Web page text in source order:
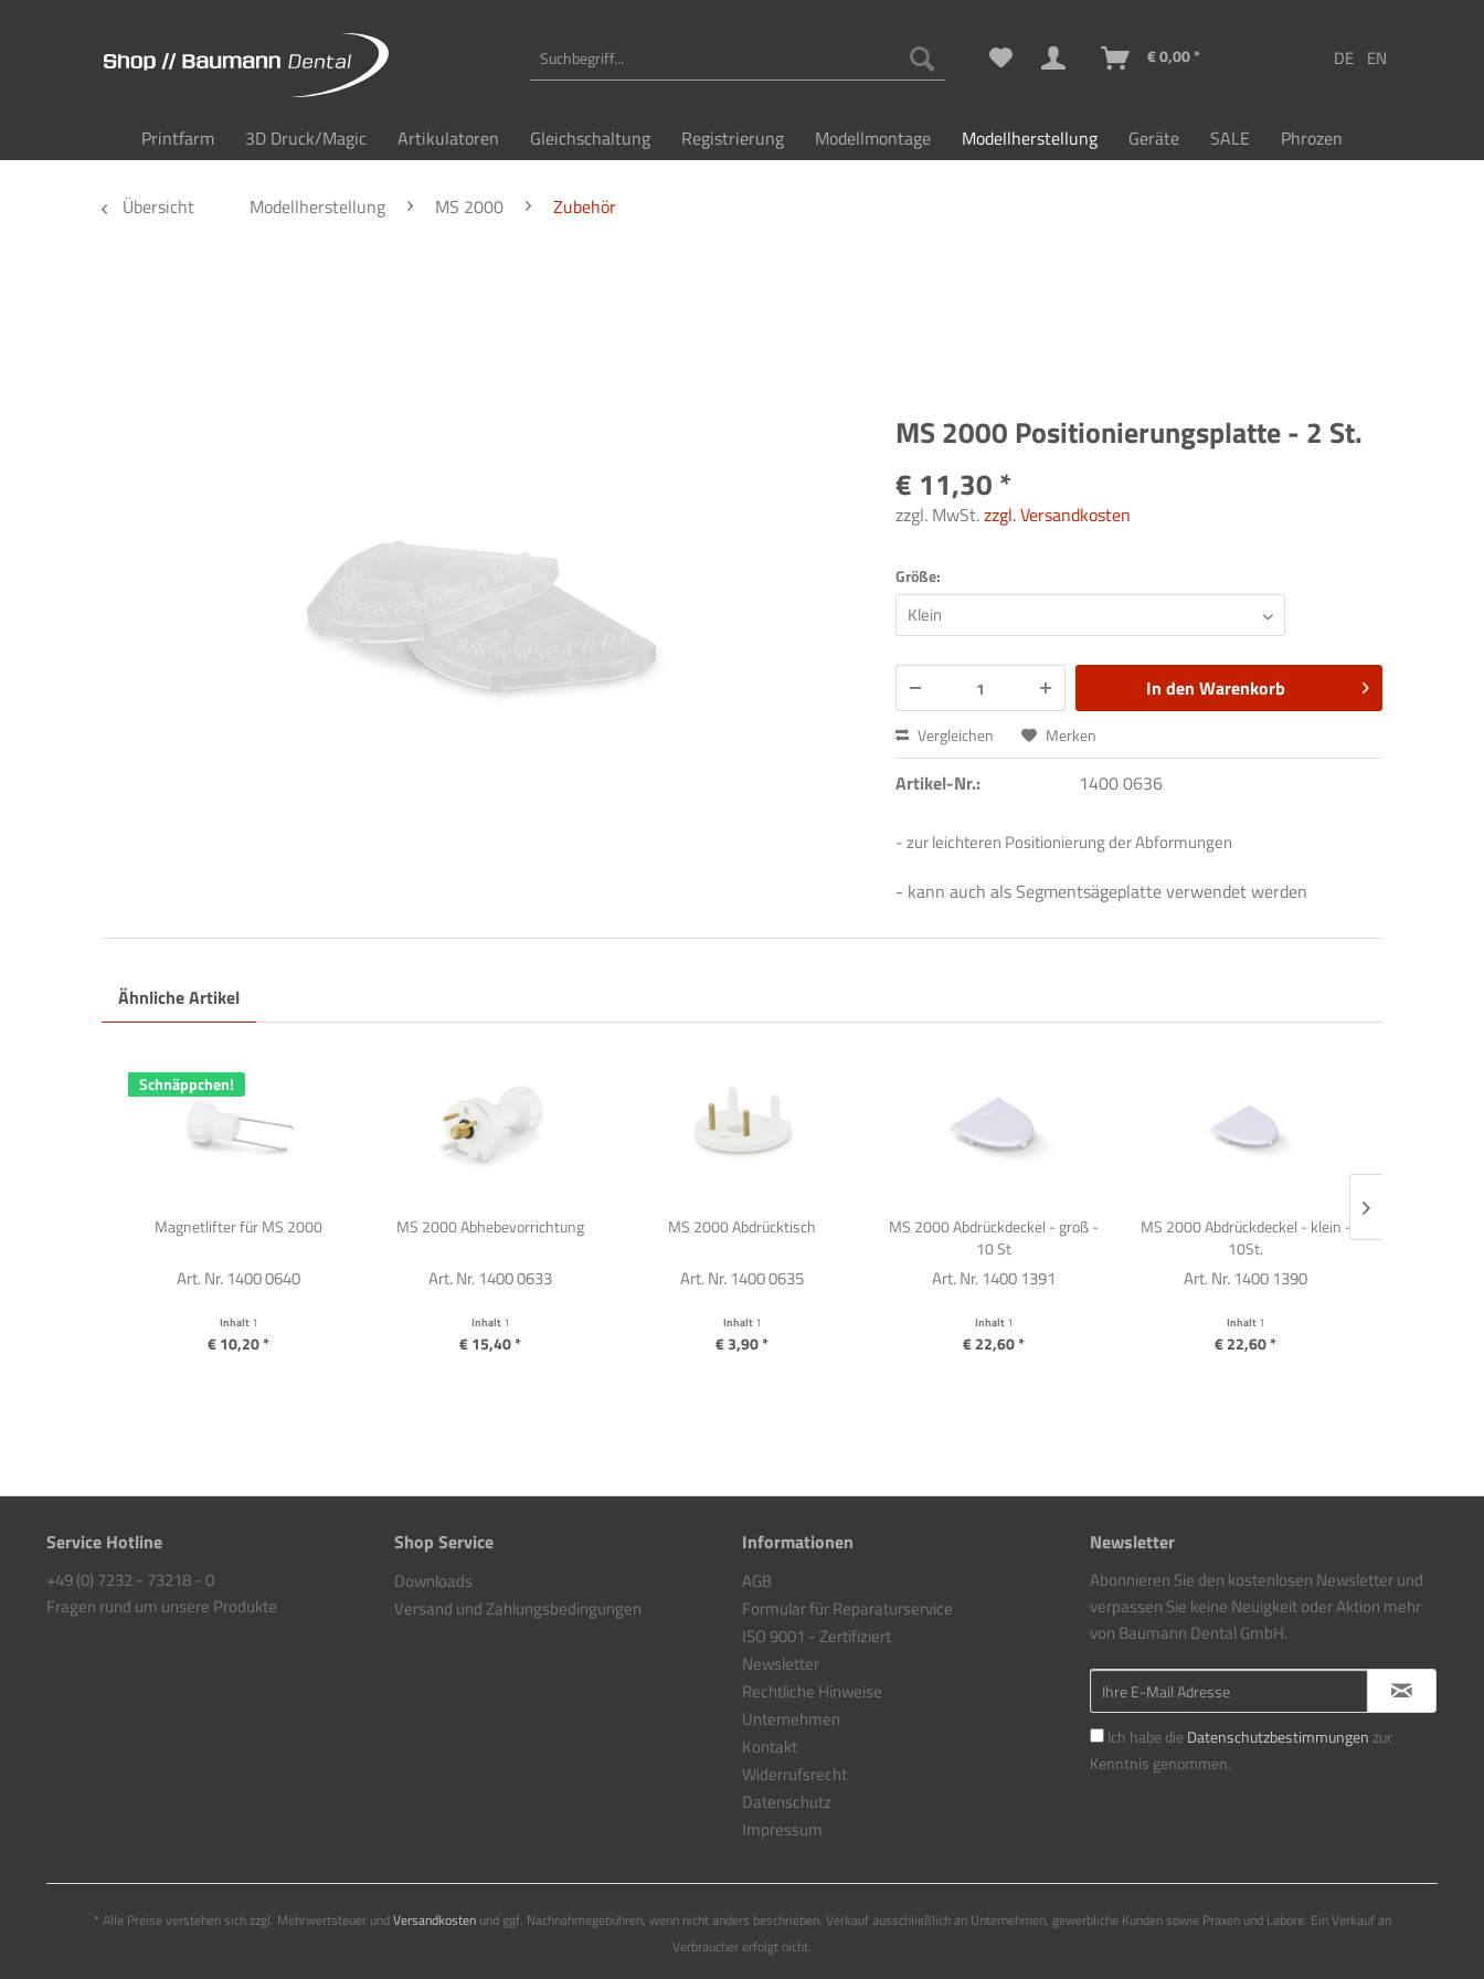
€ 0,00 *
Printfarm 3D Druck/Magic Artikulatoren Gleichschaltung Registrierung Modellmontage Modellherstellung Geräte SALE Phrozen
Übersicht Modellherstellung MS 2000 Zubehör
MS 2000 Positionierungsplatte - 2 St.
€ 11,30 *
zzgl. MwSt.zzgl. Versandkosten
Größe:
In den Warenkorb
Vergleichen Merken
Artikel-Nr.: 1400 0636
- zur leichteren Positionierung der Abformungen
- kann auch als Segmentsägeplatte verwendet werden
Ähnliche Artikel
Schnäppchen!
Magnetlifter für MS 2000
Art. Nr. 1400 0640
Inhalt 1
€ 10,20 *
MS 2000 Abhebevorrichtung
Art. Nr. 1400 0633
Inhalt 1
€ 15,40 *
MS 2000 Abdrücktisch
Art. Nr. 1400 0635
Inhalt 1
€ 3,90 *
MS 2000 Abdrückdeckel - groß -
10 St
Art. Nr. 1400 1391
Inhalt 1
€ 22,60 *
MS 2000 Abdrückdeckel - klein -
10St.
Art. Nr. 1400 1390
Inhalt 1
€ 22,60 *
Service Hotline
+49 (0) 7232 - 73218 - 0
Fragen rund um unsere Produkte
Shop Service
Downloads
Versand und Zahlungsbedingungen
Informationen
AGB
Formular für Reparaturservice
ISO 9001 - Zertifiziert
Newsletter
Rechtliche Hinweise
Unternehmen
Kontakt
Widerrufsrecht
Datenschutz
Impressum
Newsletter
Abonnieren Sie den kostenlosen Newsletter und
verpassen Sie keine Neuigkeit oder Aktion mehr
von Baumann Dental GmbH.
Ich habe dieDatenschutzbestimmungenzur
Kenntnis genommen.
* Alle Preise verstehen sich zzgl. Mehrwertsteuer undVersandkostenund ggf. Nachnahmegebühren, wenn nicht anders beschrieben. Verkauf ausschließlich an Unternehmen, gewerbliche Kunden sowie Praxen und Labore. Ein Verkauf an
Verbraucher erfolgt nicht.